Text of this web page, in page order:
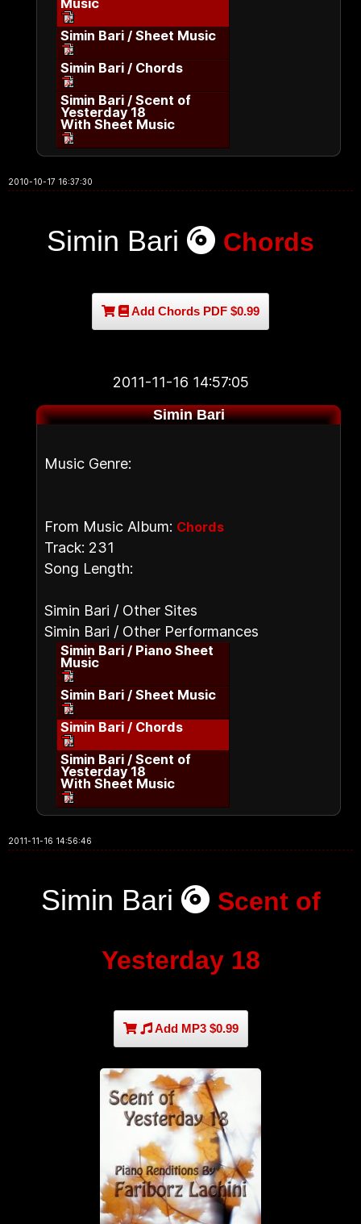
Music
Simin Bari / Sheet Music
Simin Bari / Chords
Simin Bari / Scent of
Yesterday 18
With Sheet Music
2010-10-17 16:37:30
Simin Bari Chords
Add Chords PDF $0.99
2011-11-16 14:57:05
Simin Bari
Music Genre:
From Music Album: Chords
Track: 231
Song Length:
Simin Bari / Other Sites
Simin Bari / Other Performances
Simin Bari / Piano Sheet
Music
Simin Bari / Sheet Music
Simin Bari / Chords
Simin Bari / Scent of
Yesterday 18
With Sheet Music
2011-11-16 14:56:46
Simin Bari Scent of
Yesterday 18
Add MP3 $0.99